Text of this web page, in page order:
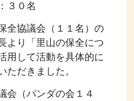
３０名
全協議会（１１名）の
り「里山の保全につ
用して活動を具体的に
ただきました。
会（パンダの会１４